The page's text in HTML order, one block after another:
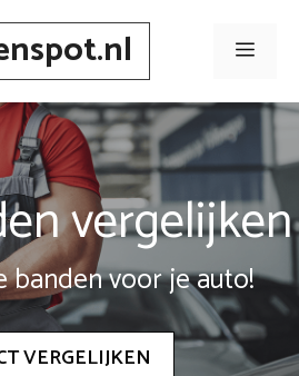
Menu
vergelijken
banden voor je auto!
VERGELIJKEN